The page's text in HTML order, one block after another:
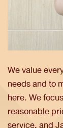
We value
needs and to
here. We
reasonable
service, and